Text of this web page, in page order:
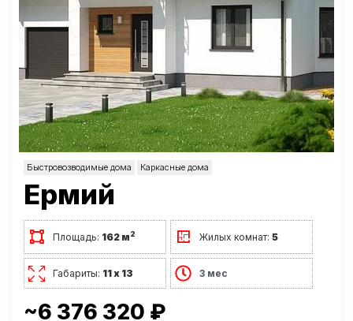
Быстровозводимые дома Каркасные дома
Ермий
Площадь: 162 м2 Жилых комнат:5
Габариты: 11 х 13 3 мес
~6 376 320 ₽